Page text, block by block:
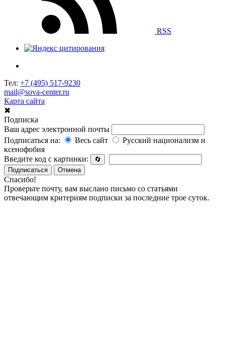
RSS
Тел: +7 (495) 517-9230
mail@sova-center.ru
Карта сайта
✖
Подписка
Ваш адрес электронной почты
Подписаться на:
Весь сайт
Русский национализм и
ксенофобия
Введите код с картинки:
🔄
Подписаться
Отмена
Спасибо!
Проверьте почту, вам выслано письмо со статьями
отвечающим критериям подписки за последние трое суток.